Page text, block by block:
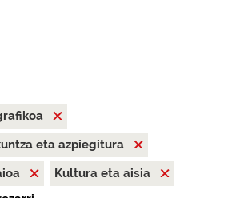
eta azpiegitura
Kultura eta aisia